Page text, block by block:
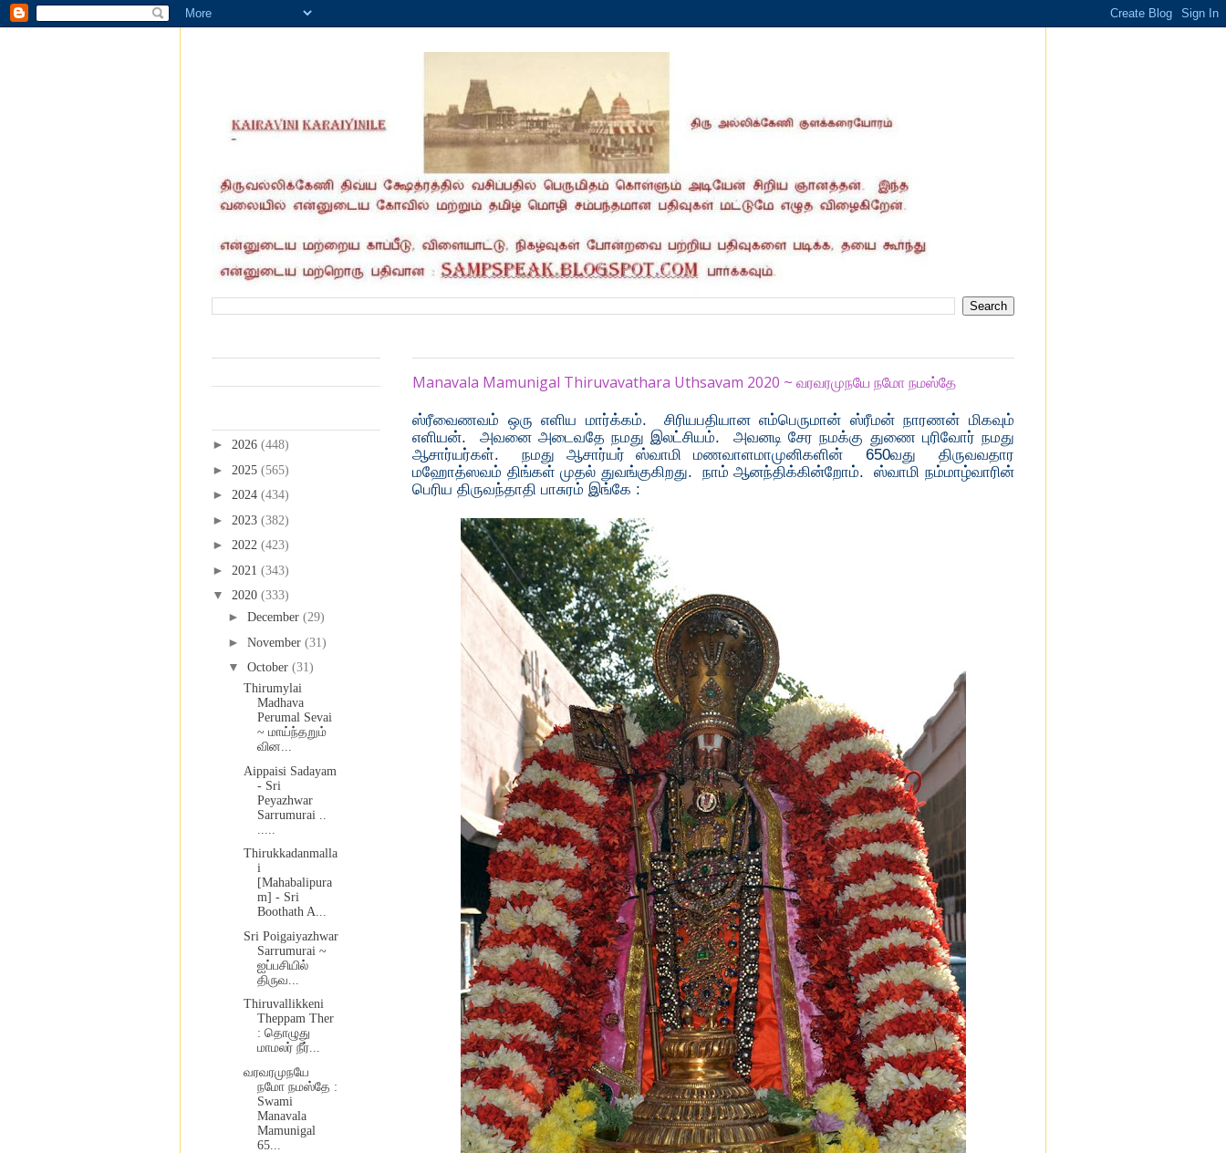
Manavala Mamunigal Thiruvavathara Uthsavam 2020 ~ வரவரமுநயே நமோ நமஸ்தே
ஸ்ரீவைணவம் ஒரு எளிய மார்க்கம். சிரியபதியான எம்பெருமான் ஸ்ரீமன் நாரணன் மிகவும்
எளியன். அவனை அடைவதே நமது இலட்சியம். அவனடி சேர நமக்கு துணை புரிவோர் நமது
ஆசார்யர்கள். நமது ஆசார்யர் ஸ்வாமி மணவாளமாமுனிகளின் 650வது திருவவதார
மஹோத்ஸவம் திங்கள் முதல் துவங்குகிறது. நாம் ஆனந்திக்கின்றோம். ஸ்வாமி நம்மாழ்வாரின்
பெரிய திருவந்தாதி பாசுரம் இங்கே :
► 2026 (448)
► 2025 (565)
► 2024 (434)
► 2023 (382)
► 2022 (423)
► 2021 (343)
▼ 2020 (333)
► December (29)
► November (31)
▼ October (31)
Thirumylai
Madhava
Perumal Sevai
~ மாய்ந்தறும்
வின...
Aippaisi Sadayam
- Sri
Peyazhwar
Sarrumurai ..
Thirukkadanmalla
i
[Mahabalipura
m] - Sri
Boothath A...
Sri Poigaiyazhwar
Sarrumurai ~
ஐப்பசியில்
திருவ...
Thiruvallikkeni
Theppam Ther
: தொழுது
மாமலர் நீர்...
வரவரமுநயே
நமோ நமஸ்தே :
Swami
Manavala
Mamunigal
65...